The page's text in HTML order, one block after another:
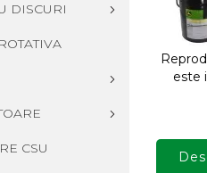
DISCURI
CSU
este